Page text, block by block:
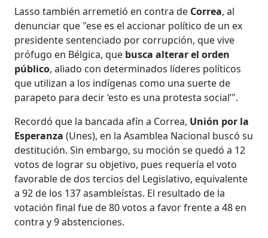
Lasso también arremetió en contra de Correa, al
denunciar que "ese es el accionar político de un ex
presidente sentenciado por corrupción, que vive
prófugo en Bélgica, que busca alterar el orden
público, aliado con determinados líderes políticos
que utilizan a los indígenas como una suerte de
parapeto para decir ‘esto es una protesta social’".
Recordó que la bancada afín a Correa, Unión por la
Esperanza(Unes), en la Asamblea Nacional buscó su
destitución. Sin embargo, su moción se quedó a 12
votos de lograr su objetivo, pues requería el voto
favorable de dos tercios del Legislativo, equivalente
a 92 de los 137 asambleístas. El resultado de la
votación final fue de 80 votos a favor frente a 48 en
contra y 9 abstenciones.